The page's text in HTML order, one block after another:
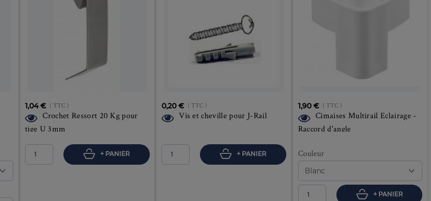
1,04 € ( TTC )
Crochet Ressort 20 Kg pour
tige U 3mm
+ PANIER
0,20 € ( TTC )
Vis et cheville pour J-Rail
+ PANIER
1,90 € ( TTC )
Cimaises Multirail Eclairage -
Raccord d'angle
Couleur
+ PANIER